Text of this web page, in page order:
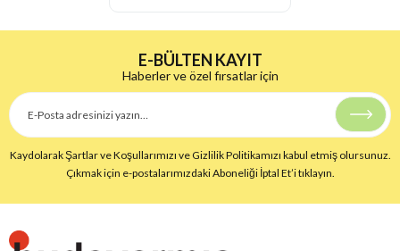
E-BÜLTEN KAYIT
Haberler ve özel fırsatlar için
Kaydolarak Şartlar ve Koşullarımızı ve Gizlilik Politikamızı kabul etmiş olursunuz.
Çıkmak için e-postalarımızdaki Aboneliği İptal Et’i tıklayın.